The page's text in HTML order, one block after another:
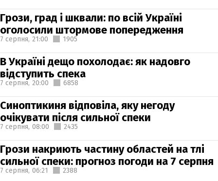
Грози, град і шквали: по всій Україні
оголосили штормове попередження
7 серпня, 21:00 1905
В Україні дещо похолодає: як надовго
відступить спека
7 серпня, 20:00 6858
Синоптикиня відповіла, яку негоду
очікувати після сильної спеки
7 серпня, 08:00 2435
Грози накриють частину областей на тлі
сильної спеки: прогноз погоди на 7 серпня
7 серпня, 06:21 2388